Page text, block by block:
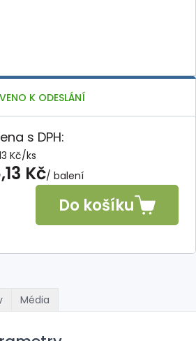
K ODESLÁNÍ
s DPH:
Kč/ks
Kč/ balení
Do košíku
Média